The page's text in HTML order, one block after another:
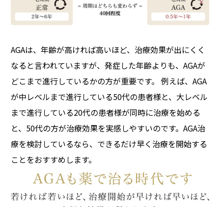
AGAは、年齢が高ければ高いほど、治療効果が出にくく
なると言われていますが、発症した年齢よりも、AGAが
どこまで進行しているかの方が重要です。 例えば、AGA
が中レベルまで進行している50代の患者様と、大レベル
まで進行している20代の患者様が同時に治療を始める
と、50代の方が治療効果を実感しやすいのです。AGA治
療を検討しているなら、できるだけ早く治療を開始する
ことをおすすめします。